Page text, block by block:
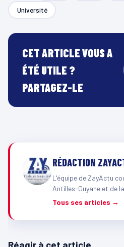
Université
CET ARTICLE VOUS A
ÉTÉ UTILE ?
PARTAGEZ-LE
RÉDACTION
L'équipe de ZayActu
Antilles-Guyane et de
Tous ses articles →